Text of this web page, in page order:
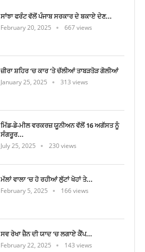
ਸਾਂਝਾ ਫਰੰਟ ਵੱਲੋਂ ਪੰਜਾਬ ਸਰਕਾਰ ਦੇ ਬਕਾਏ ਦੇਣ...
February 20, 2025 667 views
ਜ਼ੀਰਾ ਸ਼ਹਿਰ ‘ਚ ਕਾਰ ‘ਤੇ ਚੱਲੀਆਂ ਤਾਬੜਤੋੜ ਗੋਲੀਆਂ
January 25, 2025 313 views
ਮਿੱਡ-ਡੇ-ਮੀਲ ਵਰਕਰਜ਼ ਯੂਨੀਅਨ ਵੱਲੋਂ 16 ਅਗੱਸਤ ਨੂੰ
ਸੰਗਰੂਰ...
July 25, 2025 230 views
ਮੱਲਾਂ ਵਾਲਾ ‘ਚ ਹੋ ਰਹੀਆਂ ਲੁੱਟਾਂ ਖੋਹਾਂ ਤੇ...
February 5, 2025 166 views
ਸਵ ਰੇਖਾ ਜ਼ੈਨ ਦੀ ਯਾਦ ‘ਚ ਲਗਾਏ ਕੈਂਪ...
February 22, 2025 143 views